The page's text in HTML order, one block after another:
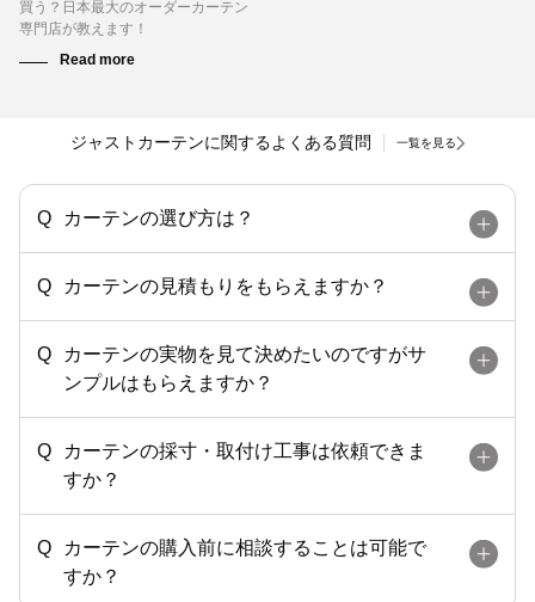
買う？日本最大のオーダーカーテン
専門店が教えます！
ジャストカーテンに関するよくある質問 一覧を見る
カーテンの選び方は？
カーテンの見積もりをもらえますか？
カーテンの実物を見て決めたいのですがサ
ンプルはもらえますか？
カーテンの採寸・取付け工事は依頼できま
すか？
カーテンの購入前に相談することは可能で
すか？